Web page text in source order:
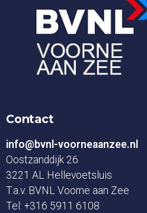
Contact
info@bvnl-voorneaanzee.nl
Oostzanddijk 26
3221 AL Hellevoetsluis
T.a.v. BVNL Voorne aan Zee
Tel: +316 5911 6108